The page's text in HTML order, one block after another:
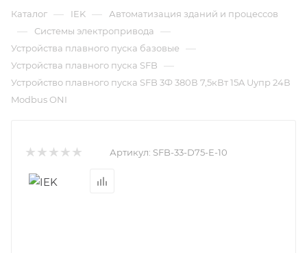
Каталог — IEK — Автоматизация зданий и процессов
— Системы электропривода —
Устройства плавного пуска базовые —
Устройства плавного пуска SFB —
Устройство плавного пуска SFB 3Ф 380В 7,5кВт 15A Uупр 24В
Modbus ONI
Артикул: SFB-33-D75-E-10